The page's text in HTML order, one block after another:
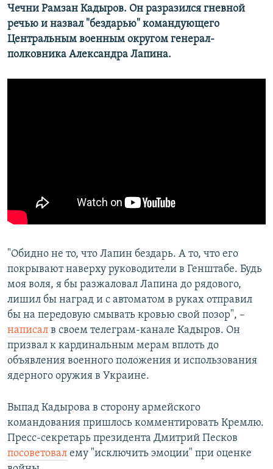
Чечни Рамзан Кадыров. Он разразился гневной
речью и назвал "бездарью" командующего
Центральным военным округом генерал-
полковника Александра Лапина.
"Обидно не то, что Лапин бездарь. А то, что его
покрывают наверху руководители в Генштабе. Будь
моя воля, я бы разжаловал Лапина до рядового,
лишил бы наград и с автоматом в руках отправил
бы на передовую смывать кровью свой позор", –
написал в своем телеграм-канале Кадыров. Он
призвал к кардинальным мерам вплоть до
объявления военного положения и использования
ядерного оружия в Украине.
Выпад Кадырова в сторону армейского
командования пришлось комментировать Кремлю.
Пресс-секретарь президента Дмитрий Песков
посоветовал ему "исключить эмоции" при оценке